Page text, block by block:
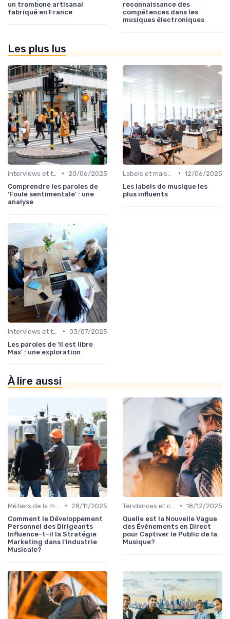
un trombone artisanal
fabriqué en France
reconnaissance des
compétences dans les
musiques électroniques
Les plus lus
•
20/06/2025
Comprendre les paroles de
'Foule sentimentale' : une
analyse
• 12/06/2025
Les labels de musique les
plus influents
• 03/07/2025
Les paroles de 'Il est libre
Max' : une exploration
À lire aussi
•
28/11/2025
Comment le Développement
Personnel des Dirigeants
Influence-t-il la Stratégie
Marketing dans l'Industrie
Musicale?
• 18/12/2025
Quelle est la Nouvelle Vague
des Événements en Direct
pour Captiver le Public de la
Musique?